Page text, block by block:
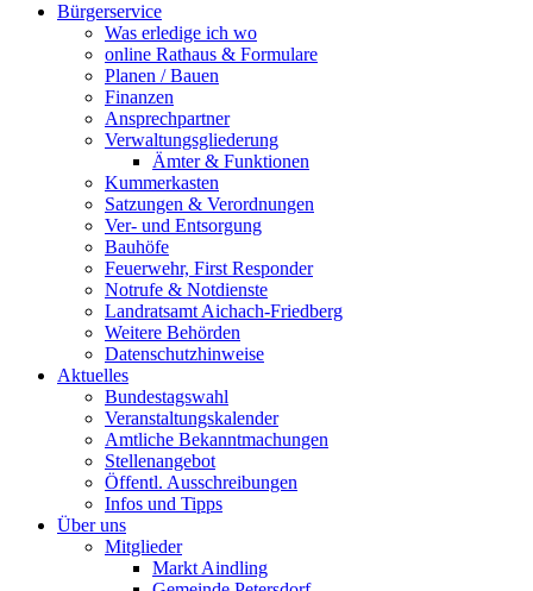
Bürgerservice
Was erledige ich wo
online Rathaus & Formulare
Planen / Bauen
Finanzen
Ansprechpartner
Verwaltungsgliederung
Ämter & Funktionen
Kummerkasten
Satzungen & Verordnungen
Ver- und Entsorgung
Bauhöfe
Feuerwehr, First Responder
Notrufe & Notdienste
Landratsamt Aichach-Friedberg
Weitere Behörden
Datenschutzhinweise
Aktuelles
Bundestagswahl
Veranstaltungskalender
Amtliche Bekanntmachungen
Stellenangebot
Öffentl. Ausschreibungen
Infos und Tipps
Über uns
Mitglieder
Markt Aindling